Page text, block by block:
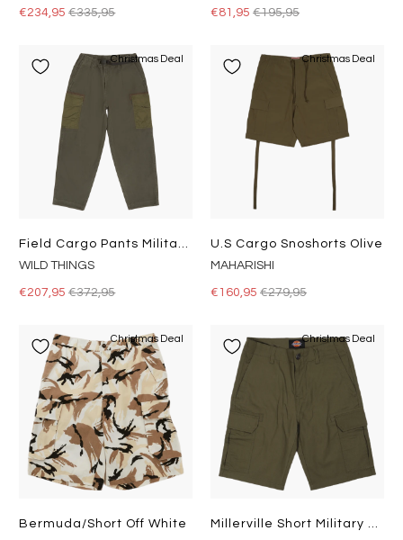
€234,95€335,95 €81,95 €195,95
Christmas Deal
Field Cargo Pants Military Green
WILD THINGS
€207,95€372,95
Christmas Deal
U.s Cargo Snoshorts Olive
MAHARISHI
€160,95 €279,95
Christmas Deal
Bermuda/short Off White
Christmas Deal